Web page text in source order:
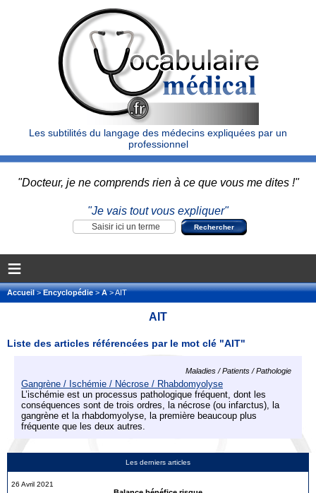
Les subtilités du langage des médecins expliquées par un
professionnel
"Docteur, je ne comprends rien à ce que vous me dites !"
"Je vais tout vous expliquer"
≡
Accueil>Encyclopédie>A> AIT
Les derniers articles
26 Avril 2021
AIT
Liste des articles référencées par le mot clé "AIT"
Maladies / Patients / Pathologie
Gangrène / Ischémie / Nécrose / Rhabdomyolyse
L’ischémie est un processus pathologique fréquent, dont les
conséquences sont de trois ordres, la nécrose (ou infarctus), la
gangrène et la rhabdomyolyse, la première beaucoup plus
fréquente que les deux autres.